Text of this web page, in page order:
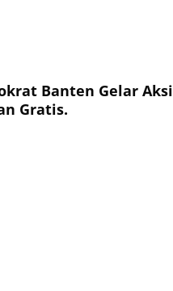
Banten Gelar Aksi
Gratis.